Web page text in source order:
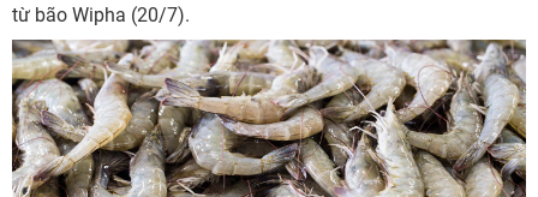
từ bão Wipha (20/7).